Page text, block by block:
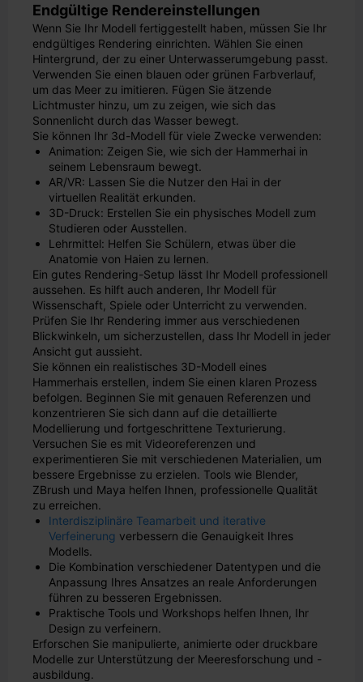
Endgültige Rendereinstellungen
Wenn Sie Ihr Modell fertiggestellt haben, müssen Sie Ihr
endgültiges Rendering einrichten. Wählen Sie einen
Hintergrund, der zu einer Unterwasserumgebung passt.
Verwenden Sie einen blauen oder grünen Farbverlauf,
um das Meer zu imitieren. Fügen Sie ätzende
Lichtmuster hinzu, um zu zeigen, wie sich das
Sonnenlicht durch das Wasser bewegt.
Sie können Ihr 3d-Modell für viele Zwecke verwenden:
Animation: Zeigen Sie, wie sich der Hammerhai in
seinem Lebensraum bewegt.
AR/VR: Lassen Sie die Nutzer den Hai in der
virtuellen Realität erkunden.
3D-Druck: Erstellen Sie ein physisches Modell zum
Studieren oder Ausstellen.
Lehrmittel: Helfen Sie Schülern, etwas über die
Anatomie von Haien zu lernen.
Ein gutes Rendering-Setup lässt Ihr Modell professionell
aussehen. Es hilft auch anderen, Ihr Modell für
Wissenschaft, Spiele oder Unterricht zu verwenden.
Prüfen Sie Ihr Rendering immer aus verschiedenen
Blickwinkeln, um sicherzustellen, dass Ihr Modell in jeder
Ansicht gut aussieht.
Sie können ein realistisches 3D-Modell eines
Hammerhais erstellen, indem Sie einen klaren Prozess
befolgen. Beginnen Sie mit genauen Referenzen und
konzentrieren Sie sich dann auf die detaillierte
Modellierung und fortgeschrittene Texturierung.
Versuchen Sie es mit Videoreferenzen und
experimentieren Sie mit verschiedenen Materialien, um
bessere Ergebnisse zu erzielen. Tools wie Blender,
ZBrush und Maya helfen Ihnen, professionelle Qualität
zu erreichen.
Interdisziplinäre Teamarbeit und iterative
Verfeinerung verbessern die Genauigkeit Ihres
Modells.
Die Kombination verschiedener Datentypen und die
Anpassung Ihres Ansatzes an reale Anforderungen
führen zu besseren Ergebnissen.
Praktische Tools und Workshops helfen Ihnen, Ihr
Design zu verfeinern.
Erforschen Sie manipulierte, animierte oder druckbare
Modelle zur Unterstützung der Meeresforschung und -
ausbildung.